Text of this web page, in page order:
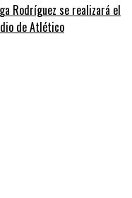
Rodríguez se realizará el
de Atlético